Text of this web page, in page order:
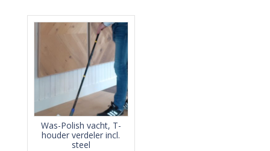
Was-Polish vacht, T-
houder verdeler incl.
steel